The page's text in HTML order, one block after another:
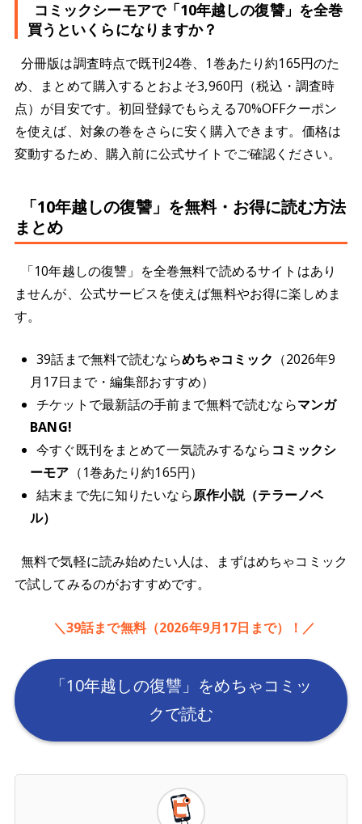
コミックシーモアで「10年越しの復讐」を全巻
買うといくらになりますか？
分冊版は調査時点で既刊24巻、1巻あたり約165円のた
め、まとめて購入するとおよそ3,960円（税込・調査時
点）が目安です。初回登録でもらえる70%OFFクーポン
を使えば、対象の巻をさらに安く購入できます。価格は
変動するため、購入前に公式サイトでご確認ください。
「10年越しの復讐」を無料・お得に読む方法
まとめ
「10年越しの復讐」を全巻無料で読めるサイトはあり
ませんが、公式サービスを使えば無料やお得に楽しめま
す。
39話まで無料で読むならめちゃコミック （2026年9
月17日まで・編集部おすすめ）
チケットで最新話の手前まで無料で読むならマンガ
BANG!
今すぐ既刊をまとめて一気読みするなら コミックシ
ーモア （1巻あたり約165円）
結末まで先に知りたいなら原作小説（テラーノベ
ル）
無料で気軽に読み始めたい人は、まずはめちゃコミック
で試してみるのがおすすめです。
＼39話まで無料（2026年9月17日まで）！／
「10年越しの復讐」をめちゃコミッ
クで読む